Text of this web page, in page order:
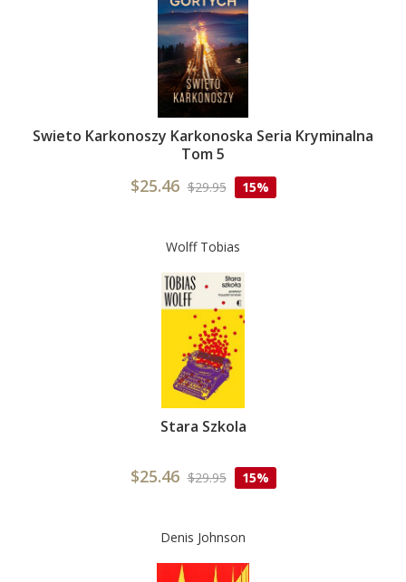
Swieto Karkonoszy Karkonoska Seria Kryminalna
Tom 5
$25.46 $29.95 15%
Wolff Tobias
Stara Szkola
$25.46 $29.95 15%
Denis Johnson